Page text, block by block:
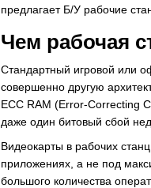
предлагает Б/У рабочие
Чем рабочая
Стандартный игровой или
совершенно другую
ECC RAM (Error-Correcting
даже один битовый сбой
Видеокарты в рабочих
приложениях, а не под
большого количества